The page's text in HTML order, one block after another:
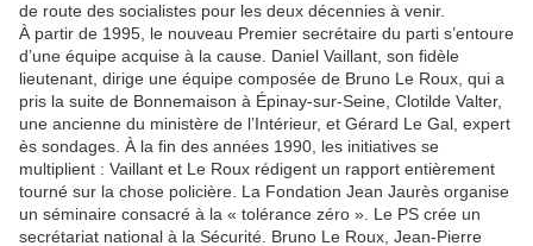
de route des socialistes pour les deux décennies à venir.
À partir de 1995, le nouveau Premier secrétaire du parti s’entoure
d’une équipe acquise à la cause. Daniel Vaillant, son fidèle
lieutenant, dirige une équipe composée de Bruno Le Roux, qui a
pris la suite de Bonnemaison à Épinay-sur-Seine, Clotilde Valter,
une ancienne du ministère de l’Intérieur, et Gérard Le Gal, expert
ès sondages. À la fin des années 1990, les initiatives se
multiplient : Vaillant et Le Roux rédigent un rapport entièrement
tourné sur la chose policière. La Fondation Jean Jaurès organise
un séminaire consacré à la « tolérance zéro ». Le PS crée un
secrétariat national à la Sécurité. Bruno Le Roux, Jean-Pierre